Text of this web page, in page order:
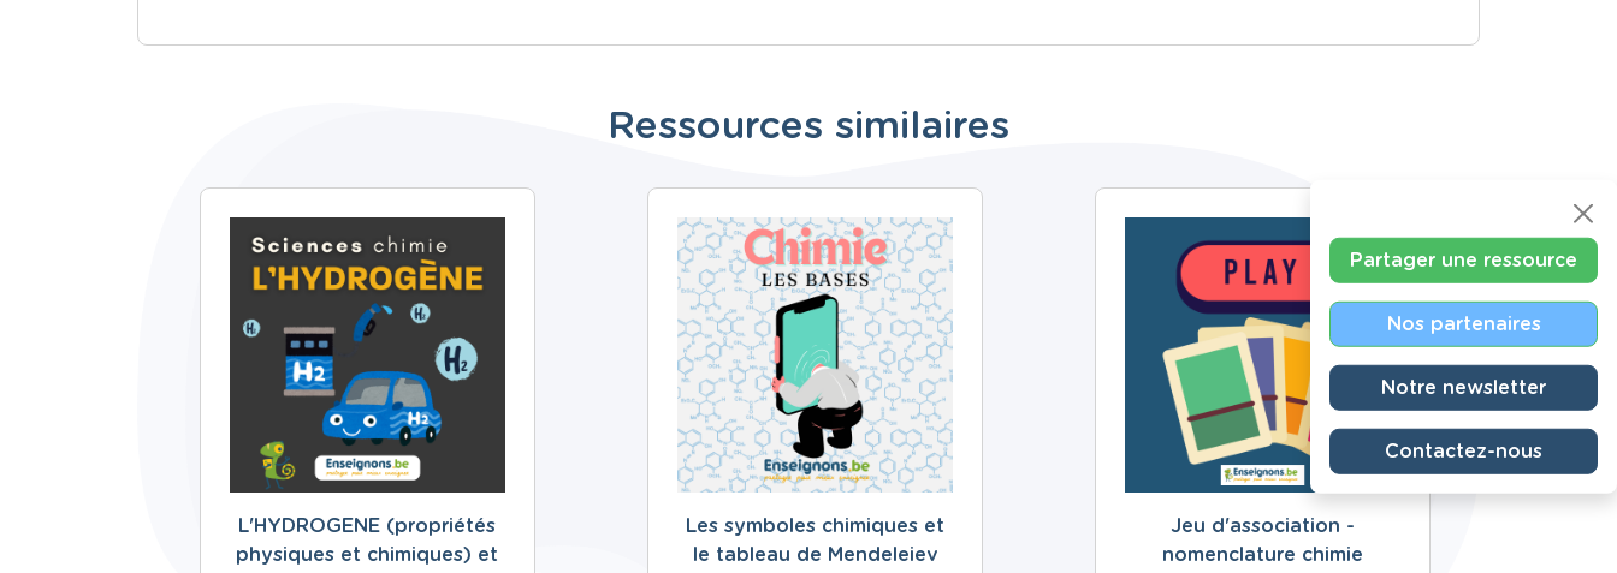
Ressources similaires
L'HYDROGENE (propriétés
physiques et chimiques) et
Les symboles chimiques et
le tableau de Mendeleiev
Jeu d'association -
nomenclature chimie
Partager une ressource
Nos partenaires
Notre newsletter
Contactez-nous